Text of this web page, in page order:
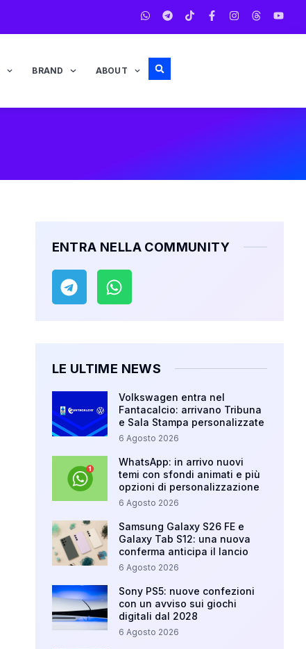
BRAND ABOUT
ENTRA NELLA COMMUNITY
LE ULTIME NEWS
Volkswagen entra nel
Fantacalcio: arrivano Tribuna
e Sala Stampa personalizzate
6 Agosto 2026
WhatsApp: in arrivo nuovi
temi con sfondi animati e più
opzioni di personalizzazione
6 Agosto 2026
Samsung Galaxy S26 FE e
Galaxy Tab S12: una nuova
conferma anticipa il lancio
6 Agosto 2026
Sony PS5: nuove confezioni
con un avviso sui giochi
digitali dal 2028
6 Agosto 2026